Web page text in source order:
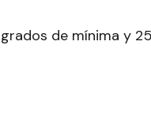
de mínima y